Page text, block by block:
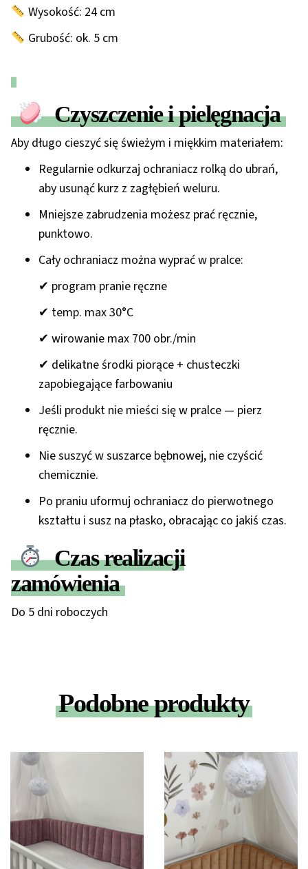
Wysokość: 24 cm
Grubość: ok. 5 cm
Czyszczenie i pielęgnacja
Aby długo cieszyć się świeżym i miękkim materiałem:
Regularnie odkurzaj ochraniacz rolką do ubrań,
aby usunąć kurz z zagłębień weluru.
Mniejsze zabrudzenia możesz prać ręcznie,
punktowo.
Cały ochraniacz można wyprać w pralce:
✔ program pranie ręczne
✔ temp. max30°C
✔ wirowanie max 700 obr./min
✔ delikatne środki piorące + chusteczki
zapobiegające farbowaniu
Jeśli produkt nie mieści się w pralce — pierz
ręcznie.
Nie suszyć w suszarce bębnowej, nie czyścić
chemicznie.
Po praniu uformuj ochraniacz do pierwotnego
kształtu i susz na płasko, obracając co jakiś czas.
Czas realizacji
zamówienia
Do 5 dni roboczych
Podobne produkty